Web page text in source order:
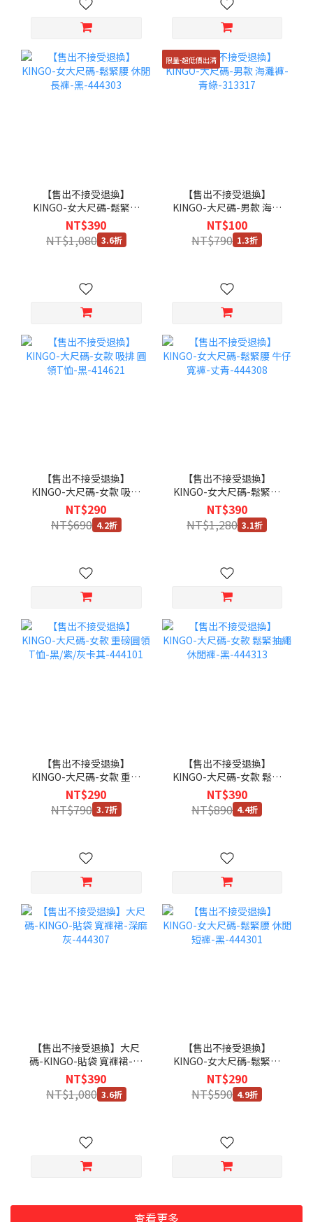
【售出不接受退換】
KINGO-女大尺碼-鬆緊腰
休閒長褲-黑-444303
NT$390
NT$1,080 3.6折
限量-超低價出清
【售出不接受退換】
KINGO-大尺碼-男款 海灘
褲-青綠-313317
NT$100
NT$790 1.3折
【售出不接受退換】
KINGO-大尺碼-女款 吸排
圓領T恤-黑-414621
NT$290
NT$690 4.2折
【售出不接受退換】
KINGO-女大尺碼-鬆緊腰
牛仔寬褲-丈青-444308
NT$390
NT$1,280 3.1折
【售出不接受退換】
KINGO-大尺碼-女款 重磅
圓領T恤-黑/紫/灰卡
其-444101
NT$290
NT$790 3.7折
【售出不接受退換】
KINGO-大尺碼-女款 鬆緊
抽繩 休閒褲-黑-444313
NT$390
NT$890 4.4折
【售出不接受退換】大尺
碼-KINGO-貼袋 寬褲裙-深
麻灰-444307
NT$390
NT$1,080 3.6折
【售出不接受退換】
KINGO-女大尺碼-鬆緊腰
休閒短褲-黑-444301
NT$290
NT$590 4.9折
查看更多